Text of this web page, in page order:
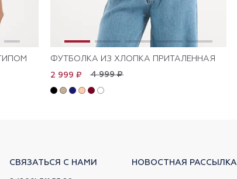
ФУТБОЛКА ИЗ ХЛОПКА ПРИТАЛЕННАЯ
4 999 ₽
2 999 ₽
СВЯЗАТЬСЯ С НАМИ НОВОСТНАЯ РАССЫЛКА